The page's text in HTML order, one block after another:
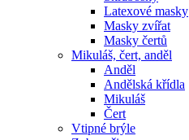
Latexové masky
Masky zvířat
Masky čertů
Mikuláš, čert, anděl
Anděl
Andělská křídla
Mikuláš
Čert
Vtipné brýle